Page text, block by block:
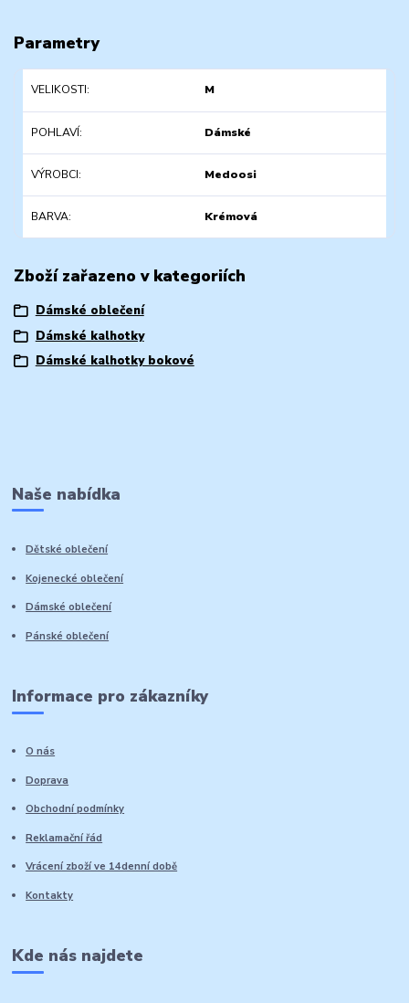
Parametry
VELIKOSTI M
POHLAVÍ Dámské
VÝROBCI Medoosi
BARVA Krémová
Zboží zařazeno v kategoriích
Dámské oblečení
Dámské kalhotky
Dámské kalhotky bokové
Naše nabídka
Dětské oblečení
Kojenecké oblečení
Dámské oblečení
Pánské oblečení
Informace pro zákazníky
O nás
Doprava
Obchodní podmínky
Reklamační řád
Vrácení zboží ve 14denní době
Kontakty
Kde nás najdete